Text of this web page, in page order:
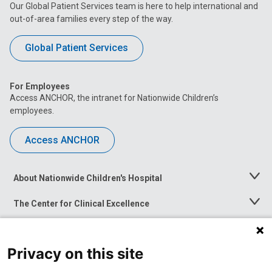
Our Global Patient Services team is here to help international and
out-of-area families every step of the way.
Global Patient Services
For Employees
Access ANCHOR, the intranet for Nationwide Children’s
employees.
Access ANCHOR
About Nationwide Children's Hospital
Toggle
The Center for Clinical Excellence
Toggle
Menu
Toggle
News at Nationwide Children's
Privacy on this site